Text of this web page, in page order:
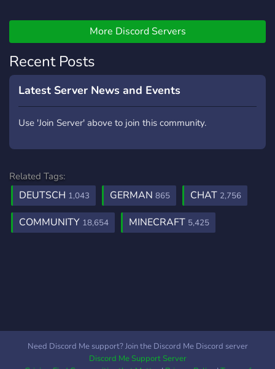
More Discord Servers
Recent Posts
Latest Server News and Events
Use 'Join Server' above to join this community.
Related Tags:
DEUTSCH 1,043 GERMAN 865 CHAT 2,756
COMMUNITY 18,654 MINECRAFT 5,425
Need Discord Me support? Join the Discord Me Discord server
Discord Me Support Server